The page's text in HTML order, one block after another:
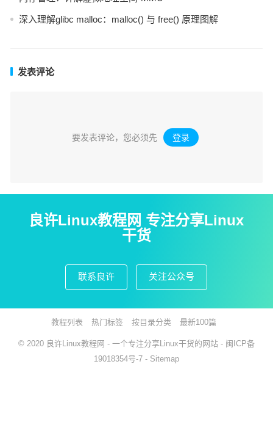
深入理解glibc malloc：malloc() 与 free() 原理图解
发表评论
要发表评论，您必须先 登录 。
良许Linux教程网 专注分享Linux
干货
联系良许 关注公众号
教程列表 热门标签 按目录分类 最新100篇
© 2020 良许Linux教程网 - 一个专注分享Linux干货的网站 - 闽ICP备
19018354号-7 - Sitemap